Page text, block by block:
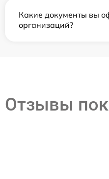
Какие документы вы
организаций?
Отзывы